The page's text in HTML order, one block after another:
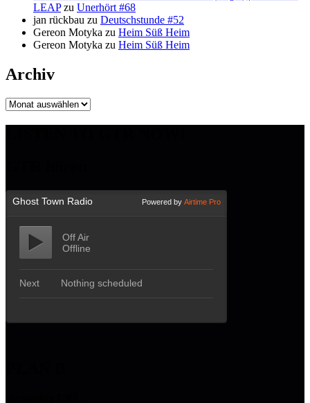
LEAPzu Unerhört #68
jan rückbau zu Deutschstunde #52
Gereon Motyka zu Heim Süß Heim
Gereon Motyka zu Heim Süß Heim
Archiv
Archiv